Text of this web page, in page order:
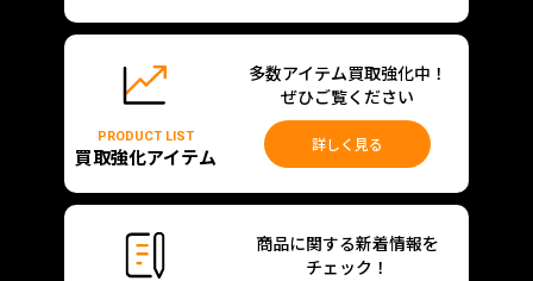
PRODUCT LIST
買取強化アイテム
多数アイテム買取強化中！
ぜひご覧ください
詳しく見る
商品に関する新着情報を
チェック！